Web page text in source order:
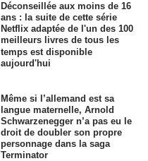
Déconseillée aux moins de 16
ans : la suite de cette série
Netflix adaptée de l'un des 100
meilleurs livres de tous les
temps est disponible
aujourd'hui
Même si l’allemand est sa
langue maternelle, Arnold
Schwarzenegger n’a pas eu le
droit de doubler son propre
personnage dans la saga
Terminator